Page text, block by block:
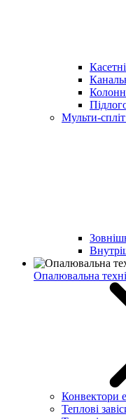
Мульти-
Опалювальна
Конвектори
Теплові